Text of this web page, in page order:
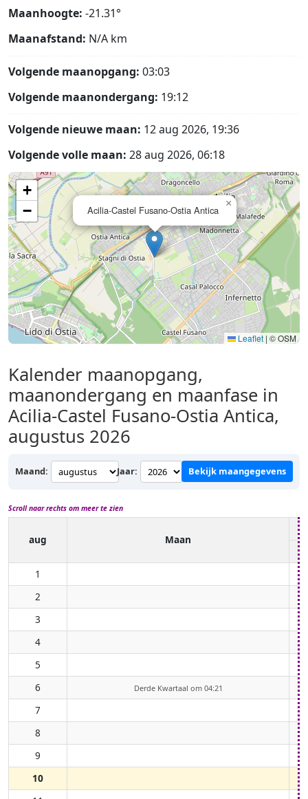
Maanhoogte: -21.31°
Maanafstand: N/A km
Volgende maanopgang: 03:03
Volgende maanondergang: 19:12
Volgende nieuwe maan: 12 aug 2026, 19:36
Volgende volle maan: 28 aug 2026, 06:18
Acilia-Castel Fusano-Ostia Antica
×
+
−
Leaflet | © OSM
Kalender maanopgang,
maanondergang en maanfase in
Acilia-Castel Fusano-Ostia Antica,
augustus 2026
Maand: Jaar: Bekijk maangegevens
Scroll naar rechts om meer te zien
aug Maan
1
2
3
4
5
6
Derde Kwartaal om 04:21
7
8
9
10